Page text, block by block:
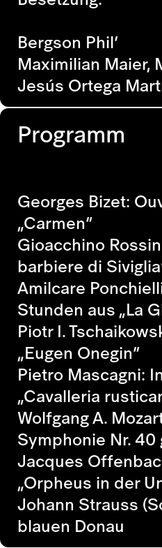
Bergson Phil’
Maximilian Maier,
Jesús Ortega
Programm
Georges Bizet:
„Carmen“
Gioacchino
barbiere di
Amilcare
Stunden aus „La
Piotr I.
„Eugen Onegin“
Pietro Mascagni:
„Cavalleria
Wolfgang A.
Symphonie Nr. 40
Jacques
„Orpheus in der
Johann Strauss
blauen Donau